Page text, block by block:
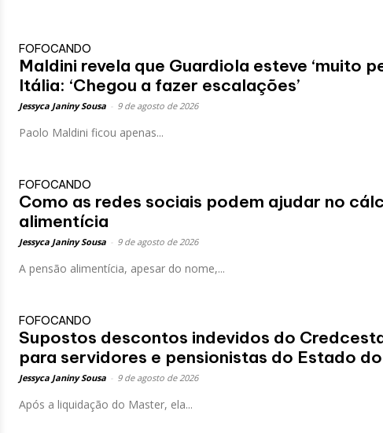
FOFOCANDO
Maldini revela que Guardiola esteve ‘muito
Itália: ‘Chegou a fazer escalações’
Jessyca Janiny Sousa 9 de agosto de 2026
Paolo Maldini ficou apenas...
FOFOCANDO
Como as redes sociais podem ajudar no
alimentícia
Jessyca Janiny Sousa 9 de agosto de 2026
A pensão alimentícia, apesar do nome,...
FOFOCANDO
Supostos descontos indevidos do
para servidores e pensionistas do Estado
Jessyca Janiny Sousa 9 de agosto de 2026
Após a liquidação do Master, ela...